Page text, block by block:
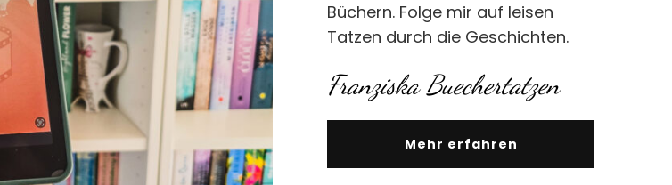
Büchern. Folge mir auf leisen
Tatzen durch die Geschichten.
Franziska Buechertatzen
Mehr erfahren